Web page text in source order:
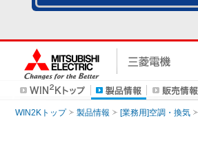
WIN2Kトップ 製品情報 [業務用]空調・換気